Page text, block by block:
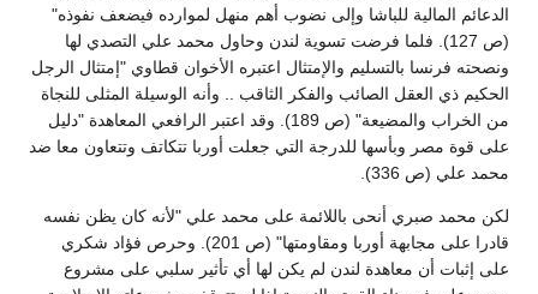
الدعائم المالية للباشا وإلى نضوب أهم منهل لموارده فيضعف نفوذه"
(ص 127). فلما فرضت تسوية لندن وحاول محمد علي التصدي لها
ونصحته فرنسا بالتسليم والإمتثال اعتبره الأخوان قطاوي "إمتثال الرجل
الحكيم ذي العقل الصائب والفكر الثاقب .. وأنه الوسيلة المثلى للنجاة
من الخراب والمضيعة" (ص 189). وقد اعتبر الرافعي المعاهدة "دليل
على قوة مصر وبأسها للدرجة التي جعلت أوربا تتكاتف وتتعاون معا ضد
محمد علي (ص 336).
لكن محمد صبري أنحى باللائمة على محمد علي "لأنه كان يظن نفسه
قادرا على مجابهة أوربا ومقاومتها" (ص 201). وحرص فؤاد شكري
على إثبات أن معاهدة لندن لم يكن لها أي تأثير سلبي على مشروع